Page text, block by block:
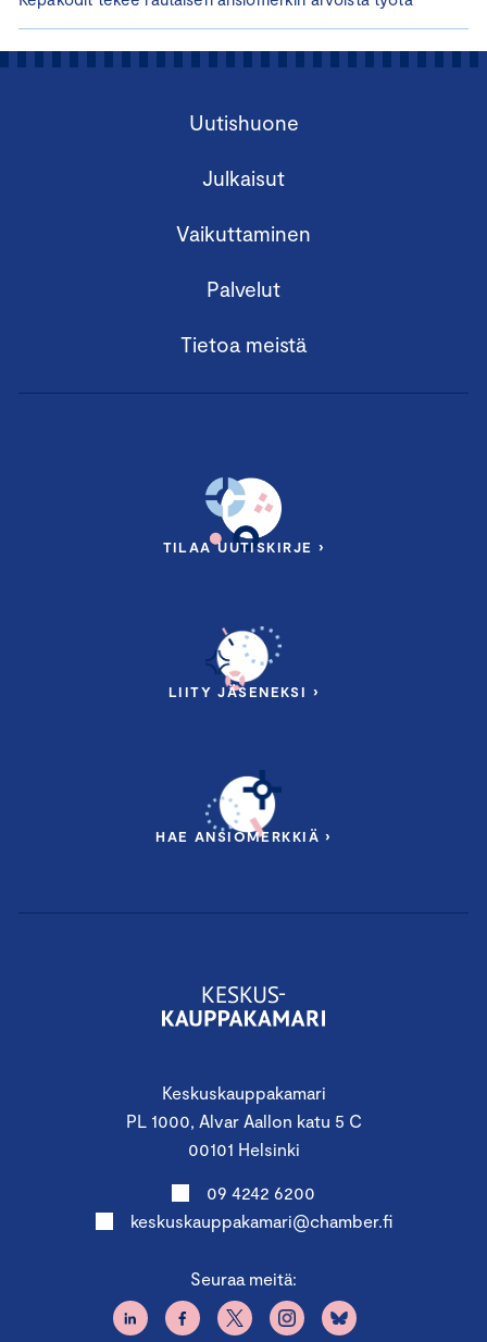
Keskuskauppakamari
PL 1000, Alvar Aallon katu 5 C
00101 Helsinki
09 4242 6200
keskuskauppakamari@chamber.fi
Seuraa meitä:
Uutishuone
Julkaisut
Vaikuttaminen
Palvelut
Tietoa meistä
TILAA UUTISKIRJE ›
LIITY JÄSENEKSI ›
HAE ANSIOMERKKIÄ ›